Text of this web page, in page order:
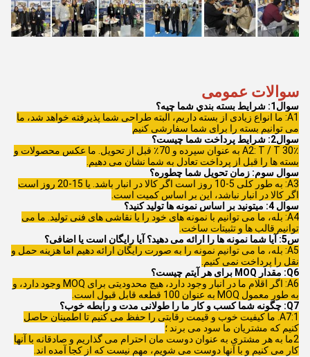
سوالات عمومی
سوال1: شرايط بسته بندي شما چيه؟
A1: ما انواع زیادی از بسته داریم، البته طراحی شما پذیرفته خواهد شد، ما
می توانیم بسته را برای شما سفارشی کنیم
سوال2: شرایط پرداخت شما چیست؟
A2: T / T 30٪ به عنوان سپرده و 70٪ قبل از تحویل. ما عکس محصولات و
بسته ها را قبل از پرداخت تعادل به شما نشان می دهیم.
سوال سوم: زمان تحویل شما چطوره؟
A3: به طور کلی 5-10 روز است اگر کالا در انبار باشد. یا 15-20 روز است
اگر کالا در انبار نباشد، این بر اساس کمیت است.
سوال 4: میتونید بر اساس نمونه ها تولید کنید؟
A4: بله، ما می توانیم با نمونه های خود را یا نقاشی های فنی تولید. ما می
توانیم قالب ها و تثبیتات ساخت.
س5: آیا شما نمونه ها را ارائه می دهید؟ آیا رایگان است یا اضافی؟
A5: بله، ما می توانیم نمونه را به صورت رایگان ارائه دهیم اما هزینه حمل و
نقل را پرداخت نمی کنیم.
Q6: مقدار MOQ برای هر آیتم چیست؟
A6: اگر اقلام ما در انبار وجود دارد، هیچ محدودیتی برای MOQ وجود دارد، و
به طور معمول MOQ به عنوان 100 قطعه قابل قبول است.
Q7: چگونه شما کسب و کار ما را طولانی مدت و رابطه خوب؟
A7:1. ما کیفیت خوب و قیمت رقابتی را حفظ می کنیم تا اطمینان حاصل
کنیم که مشتریان ما سود می برند ؛
2ما به هر مشتری به عنوان دوست مان احترام می گذاریم و صادقانه با آنها
کار می کنیم و با آنها دوست می شویم، مهم نیست که از کجا آمده اند.